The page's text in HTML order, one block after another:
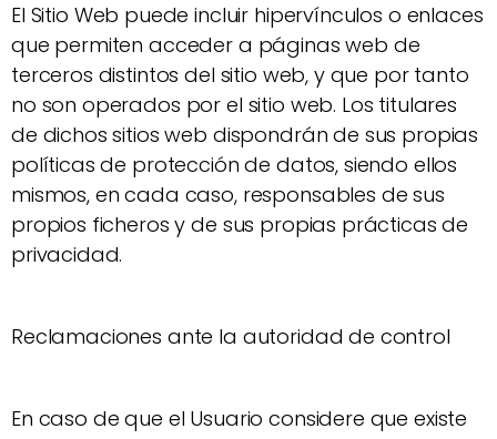
El Sitio Web puede incluir hipervínculos o enlaces
que permiten acceder a páginas web de
terceros distintos del sitio web, y que por tanto
no son operados por el sitio web. Los titulares
de dichos sitios web dispondrán de sus propias
políticas de protección de datos, siendo ellos
mismos, en cada caso, responsables de sus
propios ficheros y de sus propias prácticas de
privacidad.
Reclamaciones ante la autoridad de control
En caso de que el Usuario considere que existe